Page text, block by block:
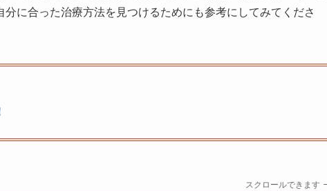
に合った治療方法を見つけるためにも参考にしてみてくださ
スクロールできます